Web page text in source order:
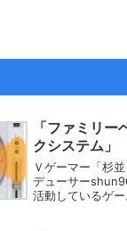
「ファミリ
クシステム」
Ｖゲーマー「杉
デューサー
活動しているゲ